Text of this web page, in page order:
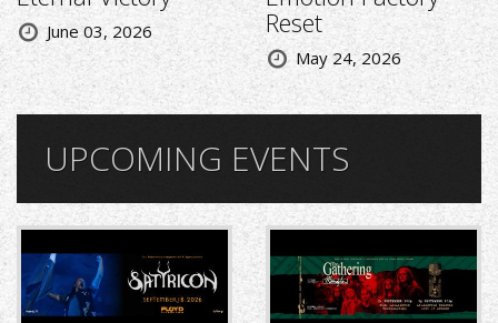
June 03, 2026
Reset
May 24, 2026
UPCOMING EVENTS